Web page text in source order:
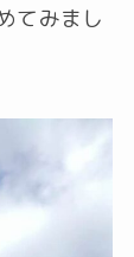
てみまし